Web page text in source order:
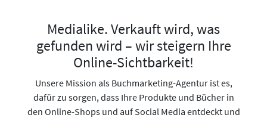
Medialike. Verkauft wird, was
gefunden wird – wir steigern Ihre
Online-Sichtbarkeit!
Unsere Mission als Buchmarketing-Agentur ist es,
dafür zu sorgen, dass Ihre Produkte und Bücher in
den Online-Shops und auf Social Media entdeckt und